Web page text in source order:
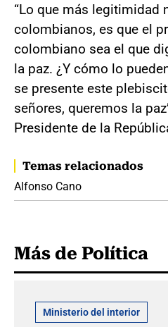
“Lo que más legitimidad
colombianos, es que el
colombiano sea el que
la paz. ¿Y cómo lo
se presente este
señores, queremos la
Presidente de la
Temas relacionados
Alfonso Cano
Más de Política
Ministerio del interior